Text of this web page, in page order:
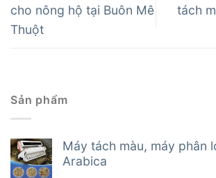
cho nông hộ tại Buôn Mê
Thuột
tách
Sản phẩm
Máy tách màu, máy phân
Arabica